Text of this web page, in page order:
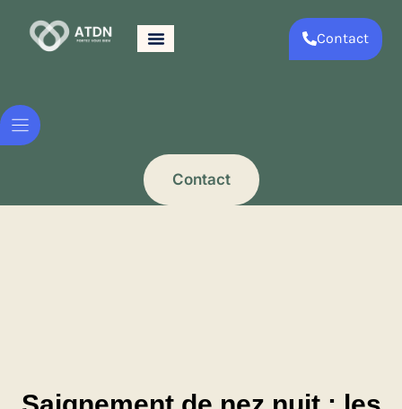
Contact
Contact